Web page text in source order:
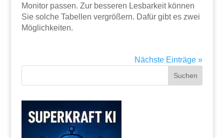
Monitor passen. Zur besseren Lesbarkeit können
Sie solche Tabellen vergrößern. Dafür gibt es zwei
Möglichkeiten.
Nächste Einträge »